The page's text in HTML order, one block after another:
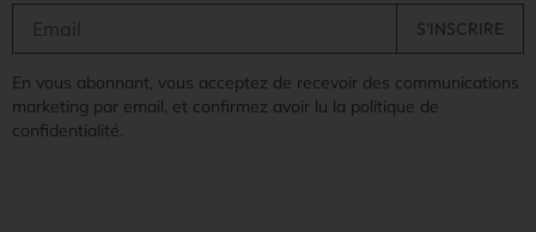
En vous abonnant, vous acceptez de recevoir des communications
marketing par email, et confirmez avoir lu la politique de
confidentialité.